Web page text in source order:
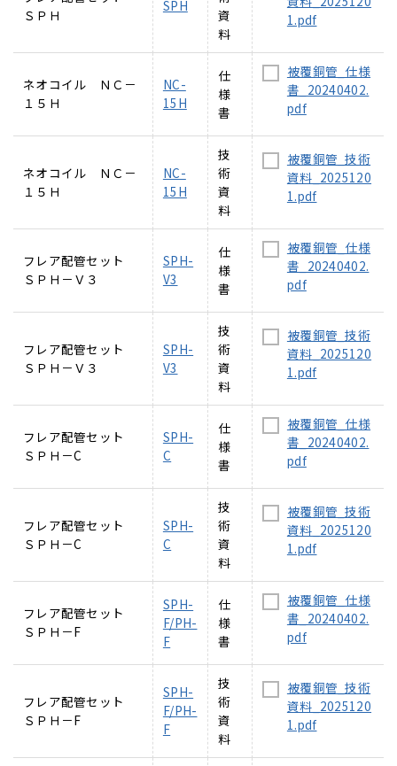
ＳＰＨ
SPH
資
料
1.pdf
ネオコイル ＮＣ－
１５Ｈ
NC-
15H
仕
様
書
被覆銅管_仕様
書_20240402.
pdf
ネオコイル ＮＣ－
１５Ｈ
NC-
15H
技
術
資
料
被覆銅管_技術
資料_2025120
1.pdf
フレア配管セット
ＳＰＨ－Ｖ３
SPH-
V3
仕
様
書
被覆銅管_仕様
書_20240402.
pdf
フレア配管セット
ＳＰＨ－Ｖ３
SPH-
V3
技
術
資
料
被覆銅管_技術
資料_2025120
1.pdf
フレア配管セット
ＳＰＨ－C
SPH-
C
仕
様
書
被覆銅管_仕様
書_20240402.
pdf
フレア配管セット
ＳＰＨ－C
SPH-
C
技
術
資
料
被覆銅管_技術
資料_2025120
1.pdf
フレア配管セット
ＳＰＨ－F
SPH-
F/PH-
F
仕
様
書
被覆銅管_仕様
書_20240402.
pdf
フレア配管セット
ＳＰＨ－F
SPH-
F/PH-
F
技
術
資
料
被覆銅管_技術
資料_2025120
1.pdf